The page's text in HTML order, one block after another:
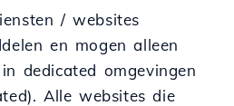
/ websites
en mogen alleen
dedicated omgevingen
Alle websites die